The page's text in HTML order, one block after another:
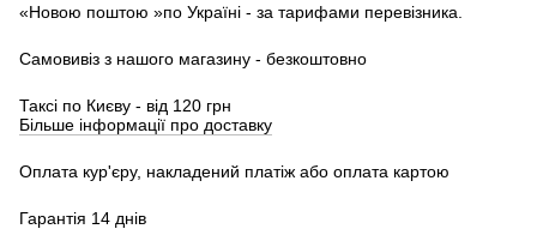
«Новою поштою »по Україні - за тарифами перевізника.
Самовивіз з нашого магазину - безкоштовно
Таксі по Києву - від 120 грн
Більше інформації про доставку
Оплата кур'єру, накладений платіж або оплата картою
Гарантія 14 днів